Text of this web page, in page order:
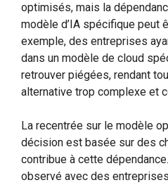
optimisés, mais la
modèle d’IA spécifique peut
exemple, des entreprises
dans un modèle de cloud
retrouver piégées, rendant
alternative trop complexe et
La recentrée sur le modèle
décision est basée sur des
contribue à cette
observé avec des